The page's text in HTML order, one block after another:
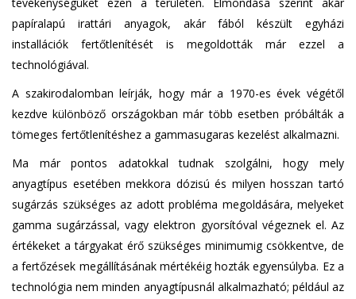
papíralapú irattári anyagok, akár fából készült egyházi
installációk fertőtlenítését is megoldották már ezzel a
technológiával.
A szakirodalomban leírják, hogy már a 1970-es évek végétől
kezdve különböző országokban már több esetben próbálták a
tömeges fertőtlenítéshez a gammasugaras kezelést alkalmazni.
Ma már pontos adatokkal tudnak szolgálni, hogy mely
anyagtípus esetében mekkora dózisú és milyen hosszan tartó
sugárzás szükséges az adott probléma megoldására, melyeket
gamma sugárzással, vagy elektron gyorsítóval végeznek el. Az
értékeket a tárgyakat érő szükséges minimumig csökkentve, de
a fertőzések megállításának mértékéig hozták egyensúlyba. Ez a
technológia nem minden anyagtípusnál alkalmazható; például az